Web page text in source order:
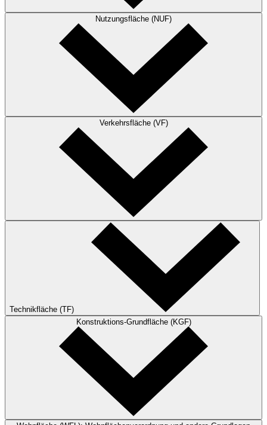
Nutzungsfläche (NUF)
Verkehrsfläche (VF)
Technikfläche (TF)
Konstruktions-Grundfläche (KGF)